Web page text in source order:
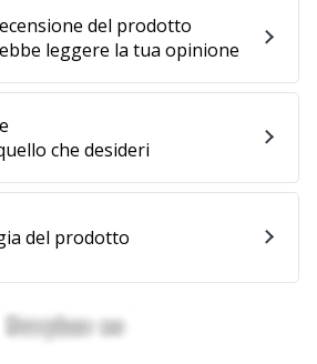
del prodotto
del prodotto
leggere la tua opinione
che desideri
prodotto
del prodotto